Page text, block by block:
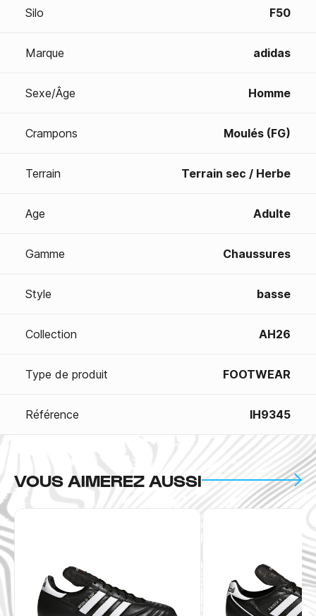
Silo F50
Marque adidas
Sexe/Âge Homme
Crampons Moulés (FG)
Terrain Terrain sec / Herbe
Age Adulte
Gamme Chaussures
Style basse
Collection AH26
Type de produit FOOTWEAR
Référence IH9345
VOUS AIMEREZ AUSSI